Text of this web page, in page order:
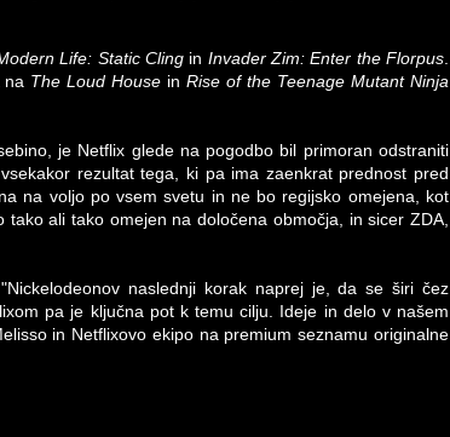
Life: Static Cling in Invader Zim: Enter the Florpus
na The Loud House inRise of the Teenage Mutant Ninja
je Netflix glede na pogodbo bil primoran odstraniti
rezultat tega, ki pa ima zaenkrat prednost pred
na voljo po vsem svetu in ne bo regijsko omejena, kot
ali tako omejen na določena območja, in sicer ZDA,
naslednji korak naprej je, da se širi čez
pa je ključna pot k temu cilju. Ideje in delo v našem
in Netflixovo ekipo na premium seznamu originalne